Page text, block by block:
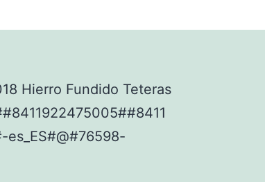
Hierro Fundido Teteras